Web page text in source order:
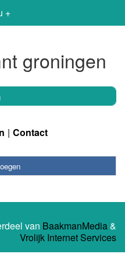
+
groningen
Contact
van BaakmanMedia&
Vrolijk Internet Services